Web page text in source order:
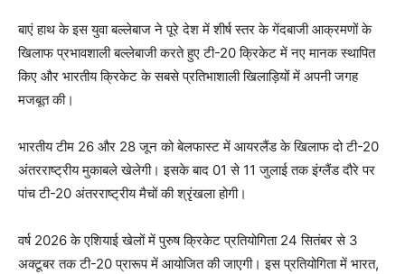
बाएं हाथ के इस युवा बल्लेबाज ने पूरे देश में शीर्ष स्तर के गेंदबाजी आक्रमणों के
खिलाफ प्रभावशाली बल्लेबाजी करते हुए टी-20 क्रिकेट में नए मानक स्थापित
किए और भारतीय क्रिकेट के सबसे प्रतिभाशाली खिलाड़ियों में अपनी जगह
मजबूत की।
भारतीय टीम 26 और 28 जून को बेलफास्ट में आयरलैंड के खिलाफ दो टी-20
अंतरराष्ट्रीय मुकाबले खेलेगी। इसके बाद 01 से 11 जुलाई तक इंग्लैंड दौरे पर
पांच टी-20 अंतरराष्ट्रीय मैचों की श्रृंखला होगी।
वर्ष 2026 के एशियाई खेलों में पुरुष क्रिकेट प्रतियोगिता 24 सितंबर से 3
अक्टूबर तक टी-20 प्रारूप में आयोजित की जाएगी। इस प्रतियोगिता में भारत,